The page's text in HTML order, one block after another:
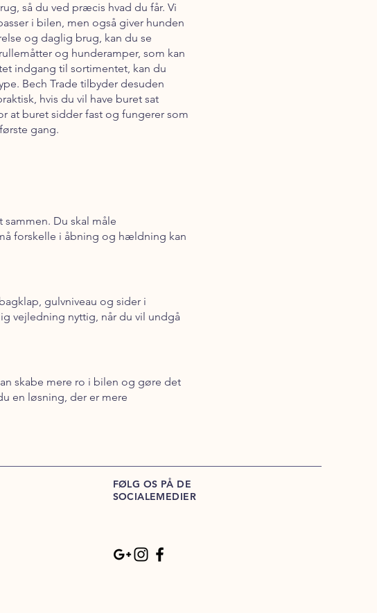
så du ved præcis hvad du får. Vi
i bilen, men også giver hunden
og daglig brug, kan du se
og hunderamper, som kan
indgang til sortimentet, kan du
Bech Trade tilbyder desuden
hvis du vil have buret sat
at buret sidder fast og fungerer som
gang.
Du skal måle
forskelle i åbning og hældning kan
gulvniveau og sider i
vejledning nyttig, når du vil undgå
skabe mere ro i bilen og gøre det
en løsning, der er mere
FØLG OS PÅ DE
SOCIALEMEDIER